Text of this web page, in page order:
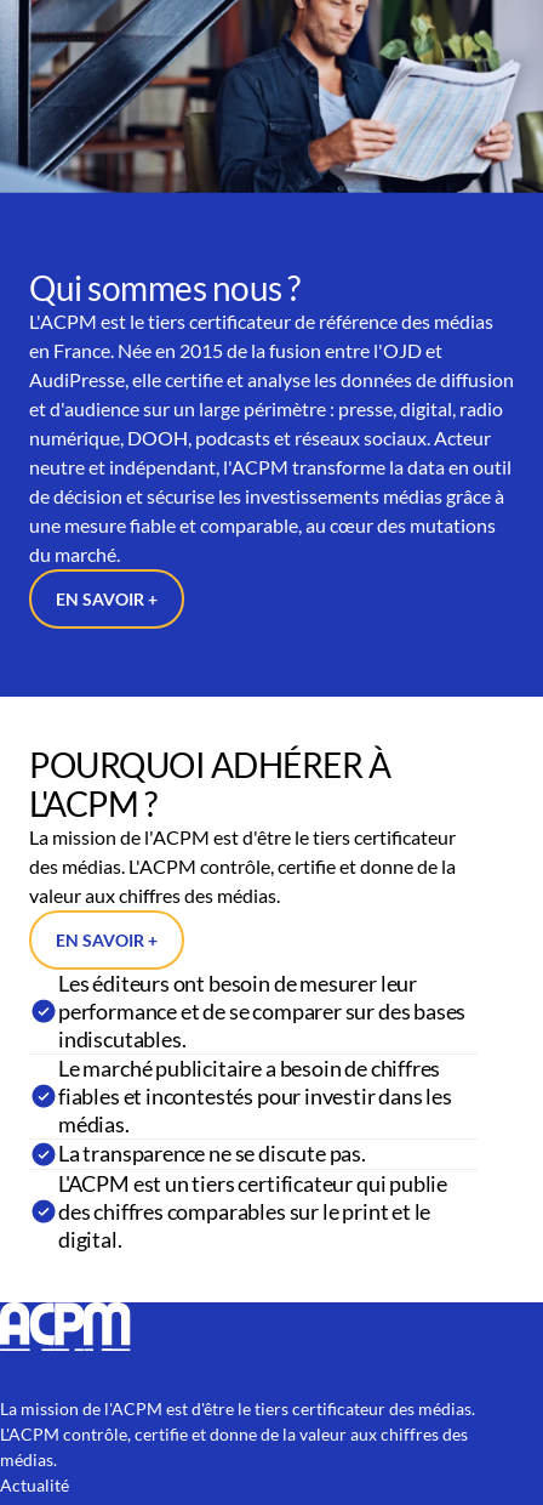
Qui sommes nous ?
L'ACPM est le tiers certificateur de référence des médias
en France. Née en 2015 de la fusion entre l'OJD et
AudiPresse, elle certifie et analyse les données de diffusion
et d'audience sur un large périmètre : presse, digital, radio
numérique, DOOH, podcasts et réseaux sociaux. Acteur
neutre et indépendant, l'ACPM transforme la data en outil
de décision et sécurise les investissements médias grâce à
une mesure fiable et comparable, au cœur des mutations
du marché.
EN SAVOIR +
POURQUOI ADHÉRER À
L'ACPM ?
La mission de l'ACPM est d'être le tiers certificateur
des médias. L'ACPM contrôle, certifie et donne de la
valeur aux chiffres des médias.
EN SAVOIR +
Les éditeurs ont besoin de mesurer leur
performance et de se comparer sur des bases
indiscutables.
Le marché publicitaire a besoin de chiffres
fiables et incontestés pour investir dans les
médias.
La transparence ne se discute pas.
L'ACPM est un tiers certificateur qui publie
des chiffres comparables sur le print et le
digital.
La mission de l'ACPM est d'être le tiers certificateur des médias.
L'ACPM contrôle, certifie et donne de la valeur aux chiffres des
médias.
Actualité